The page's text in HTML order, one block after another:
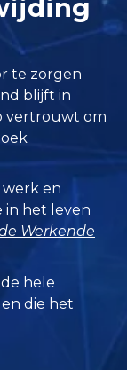
te zorgen
blijft in
vertrouwt om
en
in het leven
Werkende
hele
die het